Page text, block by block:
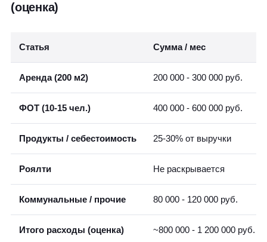
(оценка)
Статья Сумма / мес
Аренда (200 м2) 200 000 - 300 000 руб.
ФОТ (10-15 чел.) 400 000 - 600 000 руб.
Продукты / себестоимость 25-30% от выручки
Роялти Не раскрывается
Коммунальные / прочие 80 000 - 120 000 руб.
Итого расходы (оценка) ~800 000 - 1 200 000 руб.